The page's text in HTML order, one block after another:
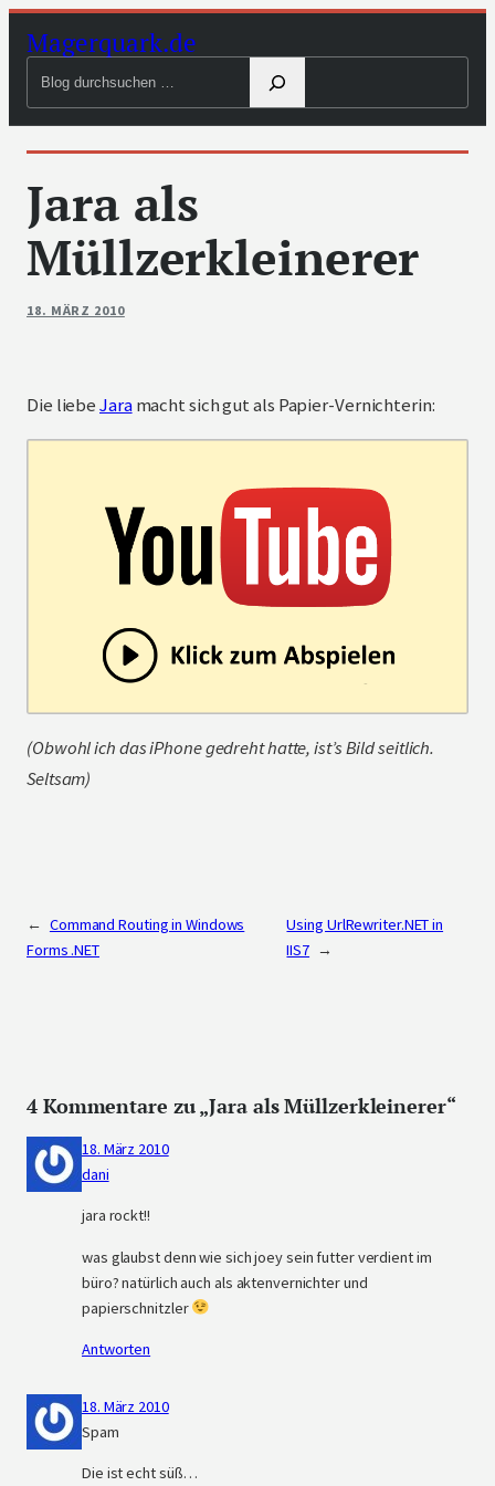
Zum
Inhalt
Magerquark.de
durchsuchen
Jara als
Müllzerkleinerer
18. MÄRZ 2010
Die liebeJaramacht sich gut als Papier-Vernichterin:
(Obwohl ich das iPhone gedreht hatte, ist’s Bild seitlich.
Seltsam)
← Command Routing in Windows
Forms .NET
Using UrlRewriter.NET in
IIS7 →
4 Kommentare zu „Jara als Müllzerkleinerer“
18. März 2010
dani
jara rockt!!
was glaubst denn wie sich joey sein futter verdient im
büro? natürlich auch als aktenvernichter und
papierschnitzler
Antworten
18. März 2010
Spam
Die ist echt süß…